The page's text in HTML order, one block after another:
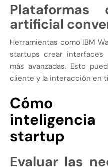
Plataformas
artificial
Herramientas como IBM
startups crear interfaces
más avanzadas. Esto
cliente y la interacción en
Cómo
startup
Evaluar las